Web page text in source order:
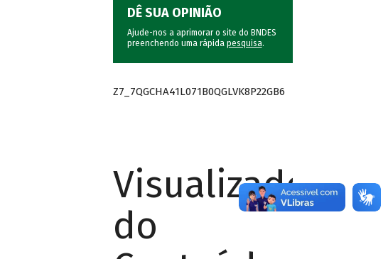
DÊ SUA OPINIÃO
Ajude-nos a aprimorar o site do BNDES
preenchendo uma rápida pesquisa.
Z7_7QGCHA41L071B0QGLVK8P22GB6
Visualizador
do